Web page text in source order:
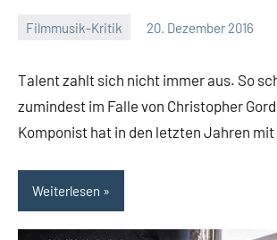
Filmmusik-Kritik 20. Dezember 2016
Talent zahlt sich nicht immer aus. So
zumindest im Falle von Christopher
Komponist hat in den letzten Jahren
Weiterlesen